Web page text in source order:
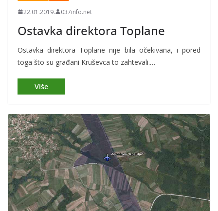
22.01.2019. 037info.net
Ostavka direktora Toplane
Ostavka direktora Toplane nije bila očekivana, i pored
toga što su građani Kruševca to zahtevali.…